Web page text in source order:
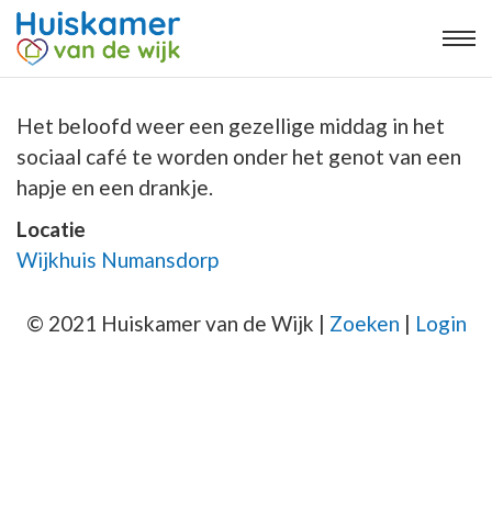
Het beloofd weer een gezellige middag in het
sociaal café te worden onder het genot van een
hapje en een drankje.
Locatie
Wijkhuis Numansdorp
© 2021 Huiskamer van de Wijk | Zoeken | Login